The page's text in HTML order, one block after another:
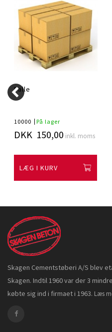
Palle
10000 På lager
DKK 150,00 inkl. moms
LÆG I KURV
Skagen Cementstøberi A/S blev
Skagen. Indtil 1960 var der 3
købte sig ind i firmaet i 1963. Læs